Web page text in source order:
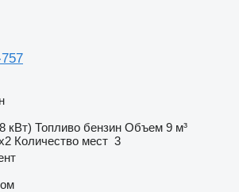
кВт) Топливо бензин Объем 9 м³
Количество мест 3